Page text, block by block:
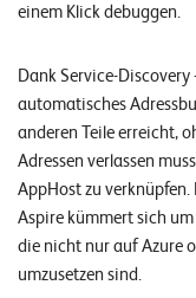
einem Klick debuggen.
Dank Service-
automatisches
anderen Teile erreicht,
Adressen verlassen
AppHost zu
Aspire kümmert sich
die nicht nur auf Azure
umzusetzen sind.